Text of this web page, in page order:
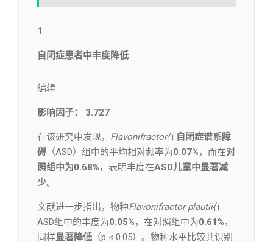
1
自闭症患者中丰度降低
编辑​
影响因子： 3.727
在该研究中发现， Flavonifractor在 自闭症谱系障
碍 （ASD）组中的平均相对频率为0.07%，而在对
照组中为0.68%，表明丰度在ASD儿童中显著减
少。
文献进一步指出，物种Flavonifractor plautii在
ASD组中的丰度为0.05%，在对照组中为0.61%，
同样显著降低 （p < 0.05）。物种水平比较共识别